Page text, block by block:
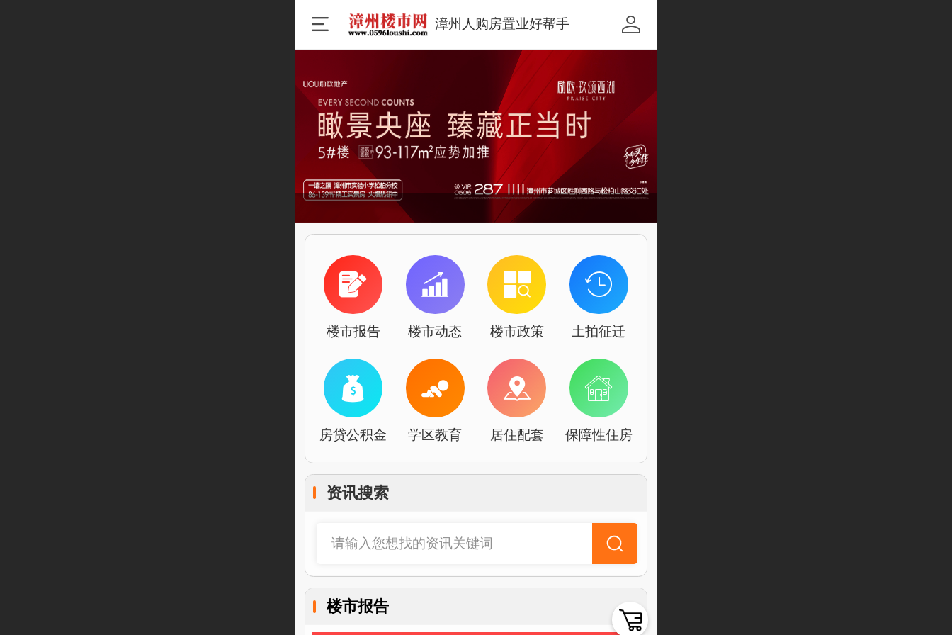
漳州人购房置业好帮手
楼市报告 楼市动态 楼市政策 土拍征迁
房贷公积金 学区教育 居住配套 保障性住房
资讯搜索
请输入您想找的资讯关键词
楼市报告